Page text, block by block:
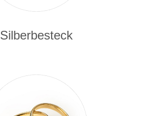
Silberbesteck